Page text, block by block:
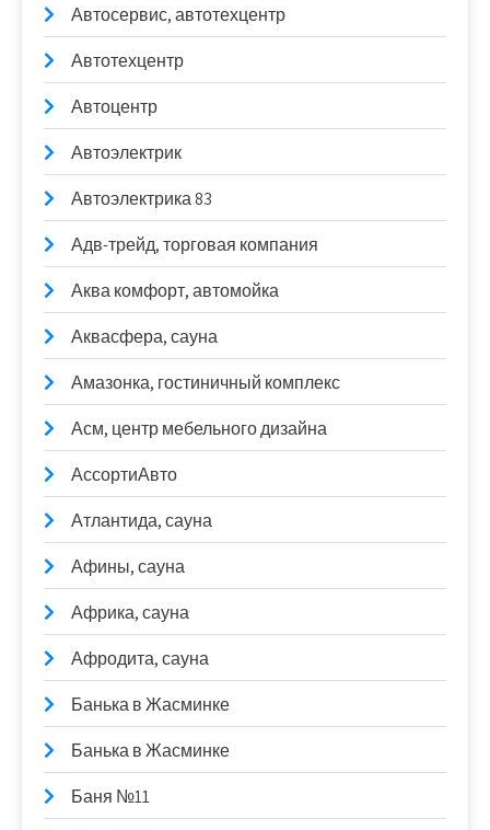
Автосервис, автотехцентр
Автотехцентр
Автоцентр
Автоэлектрик
Автоэлектрика 83
Адв-трейд, торговая компания
Аква комфорт, автомойка
Аквасфера, сауна
Амазонка, гостиничный комплекс
Асм, центр мебельного дизайна
АссортиАвто
Атлантида, сауна
Афины, сауна
Африка, сауна
Афродита, сауна
Банька в Жасминке
Банька в Жасминке
Баня №11